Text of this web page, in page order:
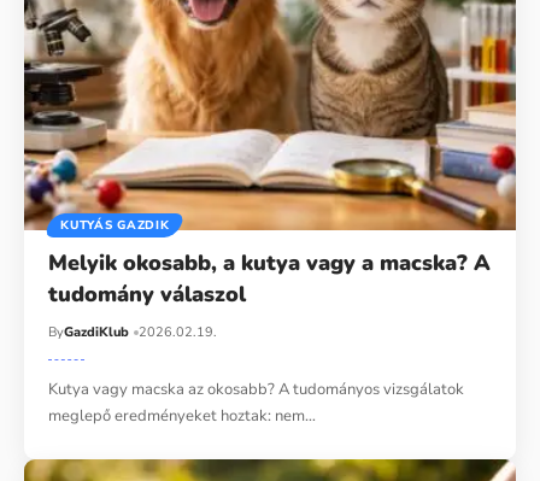
KUTYÁS GAZDIK
Melyik okosabb, a kutya vagy a macska? A
tudomány válaszol
ByGazdiKlub 2026.02.19.
Kutya vagy macska az okosabb? A tudományos vizsgálatok
meglepő eredményeket hoztak: nem…